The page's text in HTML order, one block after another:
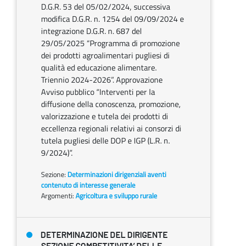
D.G.R. 53 del 05/02/2024, successiva
modifica D.G.R. n. 1254 del 09/09/2024 e
integrazione D.G.R. n. 687 del
29/05/2025 “Programma di promozione
dei prodotti agroalimentari pugliesi di
qualità ed educazione alimentare.
Triennio 2024-2026”. Approvazione
Avviso pubblico “Interventi per la
diffusione della conoscenza, promozione,
valorizzazione e tutela dei prodotti di
eccellenza regionali relativi ai consorzi di
tutela pugliesi delle DOP e IGP (L.R. n.
9/2024)”.
Sezione: Determinazioni dirigenziali aventi
contenuto di interesse generale
Argomenti:Agricoltura e sviluppo rurale
DETERMINAZIONE DEL DIRIGENTE